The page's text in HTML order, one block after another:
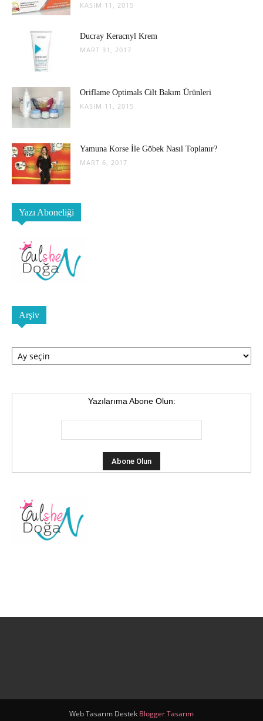
KASIM 11, 2015
Ducray Keracnyl Krem
MART 31, 2017
Oriflame Optimals Cilt Bakım Ürünleri
KASIM 11, 2015
Yamuna Korse İle Göbek Nasıl Toplanır?
MART 6, 2017
Yazı Aboneliği
Arşiv
Arşiv
Yazılarıma Abone Olun:
Web Tasarım Destek Blogger Tasarım